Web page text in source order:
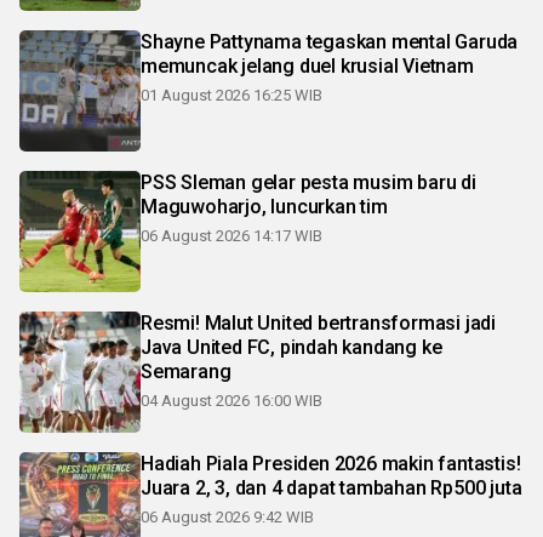
Shayne Pattynama tegaskan mental Garuda
memuncak jelang duel krusial Vietnam
01 August 2026 16:25 WIB
PSS Sleman gelar pesta musim baru di
Maguwoharjo, luncurkan tim
06 August 2026 14:17 WIB
Resmi! Malut United bertransformasi jadi
Java United FC, pindah kandang ke
Semarang
04 August 2026 16:00 WIB
Hadiah Piala Presiden 2026 makin fantastis!
Juara 2, 3, dan 4 dapat tambahan Rp500 juta
06 August 2026 9:42 WIB